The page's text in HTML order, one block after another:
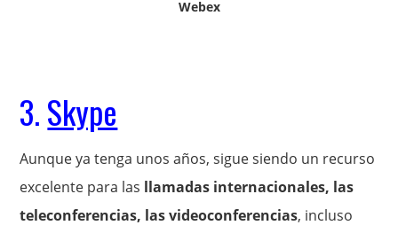
Webex
3.Skype
Aunque ya tenga unos años, sigue siendo un recurso
excelente para las llamadas internacionales, las
teleconferencias, las videoconferencias, incluso